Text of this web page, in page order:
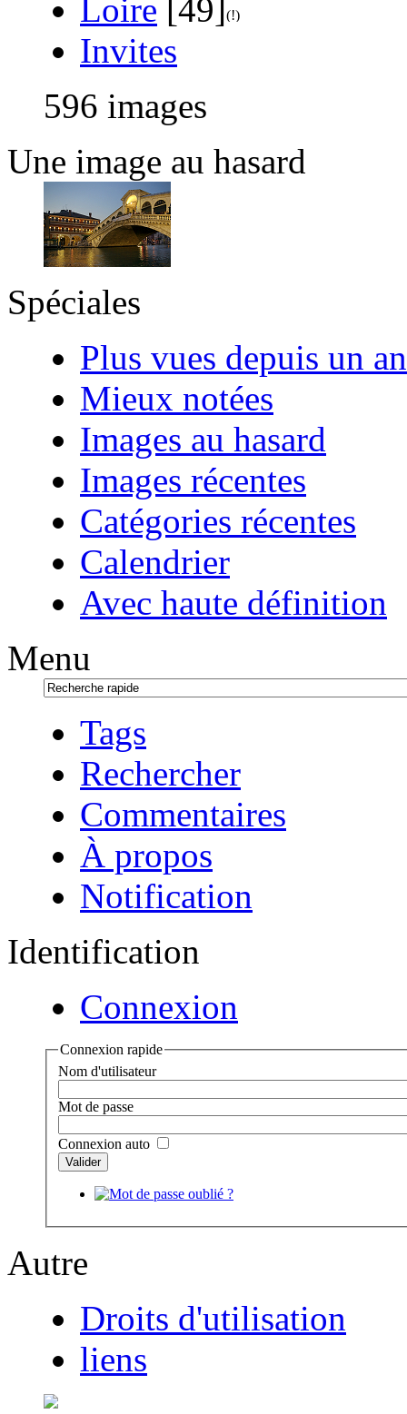
Loire [49]
Invites
596 images
Une image au hasard
Spéciales
Plus vues depuis un an
Mieux notées
Images au hasard
Images récentes
Catégories récentes
Calendrier
Avec haute définition
Menu
Tags
Rechercher
Commentaires
À propos
Notification
Identification
Connexion
Connexion rapide
Nom d'utilisateur
Mot de passe
Connexion auto
Autre
Droits d'utilisation
liens